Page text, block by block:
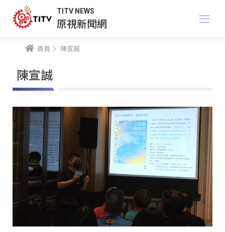
TITV NEWS
原視新聞網
首頁 陳宣誠
陳宣誠